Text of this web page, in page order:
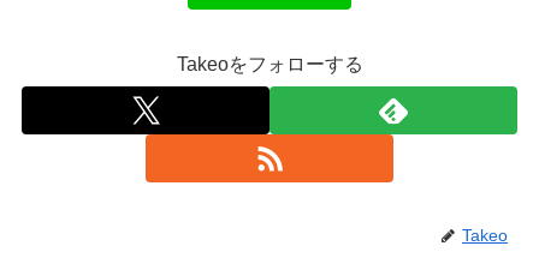
Takeoをフォローする
Takeo